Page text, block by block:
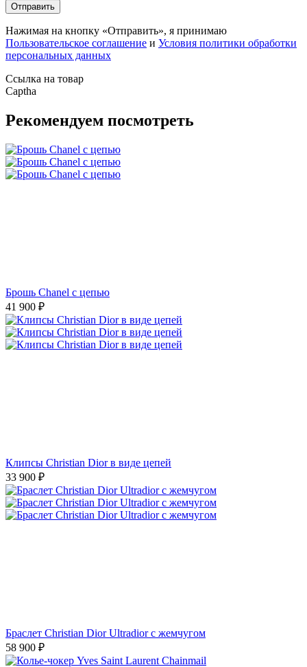
Отправить
Нажимая на кнопку «Отправить», я принимаю
Пользовательское соглашение и Условия политики обработки
персональных данных
Ссылка на товар
Captha
Рекомендуем посмотреть
Брошь Chanel с цепью
41 900 ₽
Клипсы Christian Dior в виде цепей
33 900 ₽
Браслет Christian Dior Ultradior с жемчугом
58 900 ₽